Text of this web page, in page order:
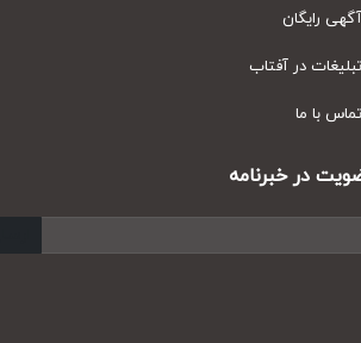
رایگان
در آفتاب
با ما
در خبرنامه